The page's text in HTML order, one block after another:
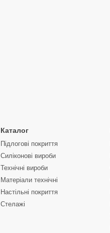
Каталог
Підлогові покриття
Силіконові вироби
Технічні вироби
Матеріали технічні
Настільні покриття
Стелажі